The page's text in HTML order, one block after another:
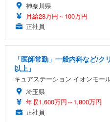
神奈川県
月給28万円～100万円
正社員
「医師常勤」一般内科など/
以上」
キュアステーション イオンモー
埼玉県
年収1,600万円～1,800万円
正社員